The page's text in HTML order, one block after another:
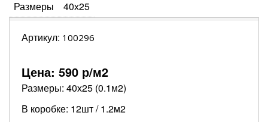
Размеры
40х25
Артикул: 100296
Цена: 590 р/м2
Размеры: 40х25 (0.1м2)
В коробке: 12шт / 1.2м2